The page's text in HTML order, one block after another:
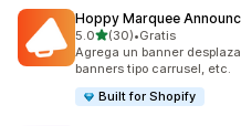
Hoppy Marquee
5.0de 5 estrellas
(30)
30 reseñas en total
•Gratis
Agrega un banner
banners tipo carrusel, etc.
Built for Shopify